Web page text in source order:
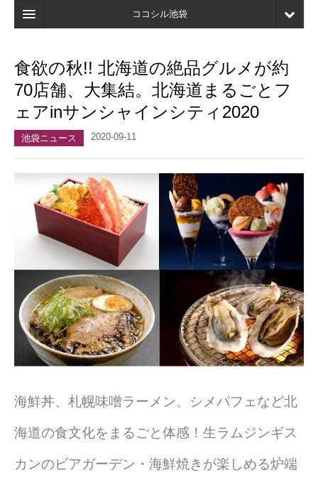
ココシル池袋
検索
店舗・施設最新情報
口コミ
マイページ
ブックマーク
食欲の秋!! 北海道の絶品グルメが約
70店舗、大集結。北海道まるごとフ
ェアinサンシャインシティ2020
池袋ニュース 2020-09-11
海鮮丼、札幌味噌ラーメン、シメパフェなど北
海道の食文化をまるごと体感！生ラムジンギス
カンのビアガーデン・海鮮焼きが楽しめる炉端